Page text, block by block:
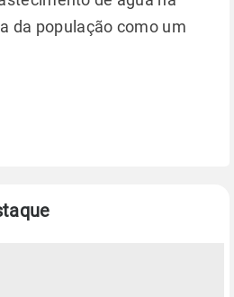
da população como um